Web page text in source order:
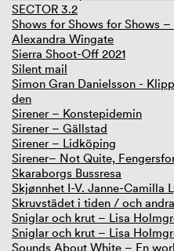
SECTOR 3.2
Shows for Shows for Shows
Alexandra Wingate
Sierra Shoot-Off 2021
Silent mail
Simon Gran Danielsson -
den
Sirener – Konstepidemin
Sirener – Gällstad
Sirener – Lidköping
Sirener– Not Quite,
Skaraborgs Bussresa
Skjønnhet I-V. Janne-Camilla
Skruvstädet i tiden / och
Sniglar och krut – Lisa
Sniglar och krut – Lisa
Sounds About White – En